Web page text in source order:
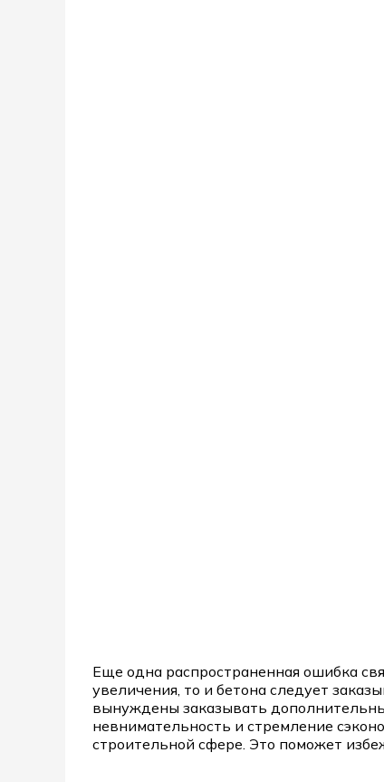
Еще одна распространенная ошибка
увеличения, то и бетона следует
вынуждены заказывать
невнимательность и стремление
строительной сфере. Это поможет